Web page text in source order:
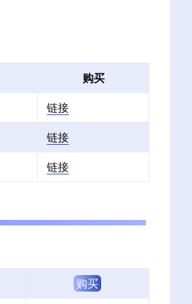
购买
链接
链接
链接
购买